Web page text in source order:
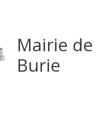
Mairie de
Burie